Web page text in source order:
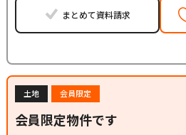
まとめて資料請求
土地 会員限定
会員限定物件です